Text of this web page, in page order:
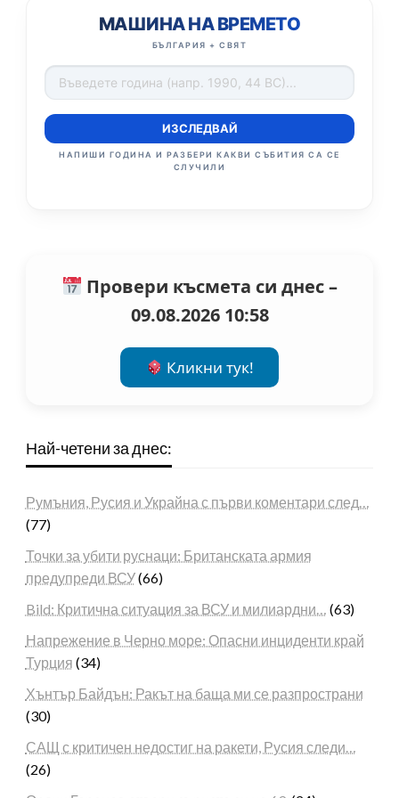
МАШИНА НА ВРЕМЕТО
БЪЛГАРИЯ + СВЯТ
ИЗСЛЕДВАЙ
НАПИШИ ГОДИНА И РАЗБЕРИ КАКВИ СЪБИТИЯ СА СЕ
СЛУЧИЛИ
Провери късмета си днес –
09.08.2026 10:58
Кликни тук!
Най-четени за днес:
Румъния, Русия и Украйна с първи коментари след…
(77)
Точки за убити руснаци: Британската армия
предупреди ВСУ(66)
Bild: Критична ситуация за ВСУ и милиардни… (63)
Напрежение в Черно море: Опасни инциденти край
Турция (34)
Хънтър Байдън: Ракът на баща ми се разпространи
(30)
САЩ с критичен недостиг на ракети, Русия следи…
(26)